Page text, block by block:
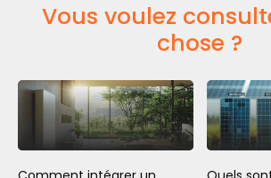
Vous voulez
chose ?